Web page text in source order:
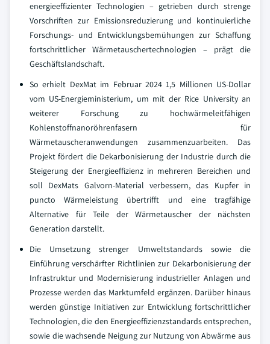
energieeffizienter Technologien – getrieben durch strenge
Vorschriften zur Emissionsreduzierung und kontinuierliche
Forschungs- und Entwicklungsbemühungen zur Schaffung
fortschrittlicher Wärmetauschertechnologien – prägt die
Geschäftslandschaft.
So erhielt DexMat im Februar 2024 1,5 Millionen US-Dollar
vom US-Energieministerium, um mit der Rice University an
weiterer Forschung zu hochwärmeleitfähigen
Kohlenstoffnanoröhrenfasern für
Wärmetauscheranwendungen zusammenzuarbeiten. Das
Projekt fördert die Dekarbonisierung der Industrie durch die
Steigerung der Energieeffizienz in mehreren Bereichen und
soll DexMats Galvorn-Material verbessern, das Kupfer in
puncto Wärmeleistung übertrifft und eine tragfähige
Alternative für Teile der Wärmetauscher der nächsten
Generation darstellt.
Die Umsetzung strenger Umweltstandards sowie die
Einführung verschärfter Richtlinien zur Dekarbonisierung der
Infrastruktur und Modernisierung industrieller Anlagen und
Prozesse werden das Marktumfeld ergänzen. Darüber hinaus
werden günstige Initiativen zur Entwicklung fortschrittlicher
Technologien, die den Energieeffizienzstandards entsprechen,
sowie die wachsende Neigung zur Nutzung von Abwärme aus